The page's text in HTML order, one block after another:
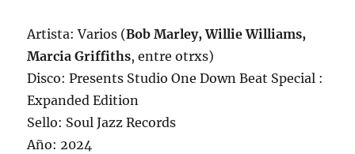
Artista: Varios (Bob Marley, Willie Williams,
Marcia Griffiths, entre otrxs)
Disco: Presents Studio One Down Beat Special :
Expanded Edition
Sello: Soul Jazz Records
Año: 2024